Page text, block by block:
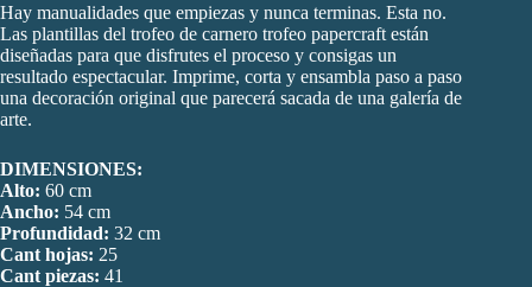
Hay manualidades que empiezas y nunca terminas. Esta no.
Las plantillas del trofeo de carnero trofeo papercraft están
diseñadas para que disfrutes el proceso y consigas un
resultado espectacular. Imprime, corta y ensambla paso a paso
una decoración original que parecerá sacada de una galería de
arte.
DIMENSIONES:
Alto: 60 cm
Ancho: 54 cm
Profundidad: 32 cm
Cant hojas: 25
Cant piezas: 41